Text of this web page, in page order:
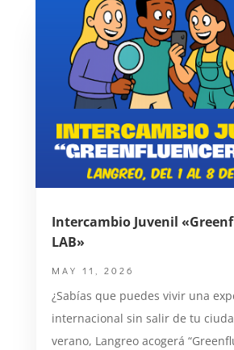
Intercambio Juvenil
LAB»
MAY 11, 2026
¿Sabías que puedes vivir una
internacional sin salir de tu
verano, Langreo acogerá